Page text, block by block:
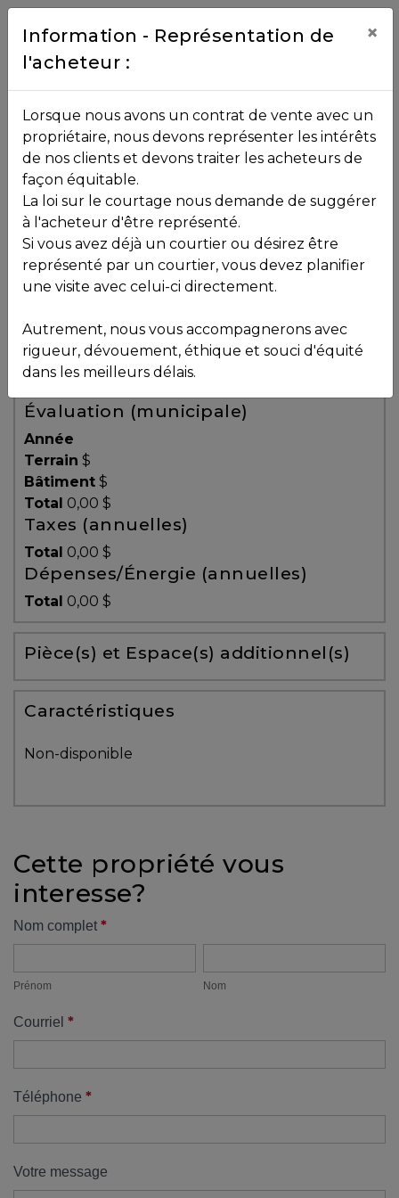
Contact
NOS
PROPRIÉTÉS
VOS
COURTIERS
Équipe
Partenaires
Témoignages
Blogue
ACHAT
Alerte
immobilière
Avec
un
courtier
vous
protégé!
outils
pour
financement
propriétaire
UNE
DÉCISION
!
de
démarrage
:
Toutes les propriétés
Vendu
, , ,
J8C 1N4
Voir plus de photos
Évaluation (municipale)
Année
Terrain $
Bâtiment $
Total 0,00 $
Taxes (annuelles)
Total 0,00 $
Dépenses/Énergie (annuelles)
Total 0,00 $
Pièce(s) et Espace(s) additionnel(s)
Caractéristiques
Non-disponible
Cette propriété vous
interesse?
Formulaire
Nom complet *
Prénom Nom
Courriel *
Téléphone *
Votre message
Information - Représentation de
l'acheteur :
×
Lorsque nous avons un contrat de vente avec un
propriétaire, nous devons représenter les intérêts
de nos clients et devons traiter les acheteurs de
façon équitable.
La loi sur le courtage nous demande de suggérer
à l'acheteur d'être représenté.
Si vous avez déjà un courtier ou désirez être
représenté par un courtier, vous devez planifier
une visite avec celui-ci directement.
Autrement, nous vous accompagnerons avec
rigueur, dévouement, éthique et souci d'équité
dans les meilleurs délais.